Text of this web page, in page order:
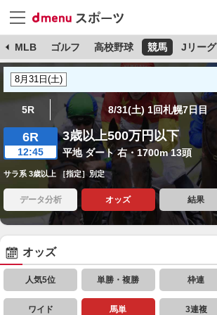
MLB ゴルフ 高校野球 競馬 Jリーグ
5R 8/31(土) 1回札幌7日目
6R
12:45
3歳以上500万円以下
平地 ダート 右・1700m 13頭
サラ系 3歳以上 ［指定］別定
データ分析 オッズ 結果
オッズ
人気5位 単勝・複勝 枠連
ワイド 馬単 3連複